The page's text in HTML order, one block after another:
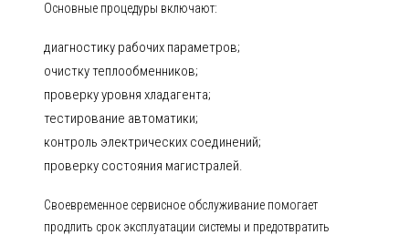
Основные процедуры включают:
диагностику рабочих параметров;
очистку теплообменников;
проверку уровня хладагента;
тестирование автоматики;
контроль электрических соединений;
проверку состояния магистралей.
Своевременное сервисное обслуживание помогает
продлить срок эксплуатации системы и предотвратить